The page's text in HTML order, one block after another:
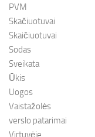
PVM
Skačiuotuvai
Skaičiuotuvai
Sodas
Sveikata
Ūkis
Uogos
Vaistažolės
verslo patarimai
Virtuvėje